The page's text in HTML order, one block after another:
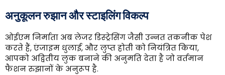
अनुकूलन रुझान और स्टाइलिंग विकल्प
ओईएम निर्माता अब लेजर डिस्ट्रेसिंग जैसी उन्नत तकनीक पेश
करते हैं, एंजाइम धुलाई, और लुप्त होती को नियंत्रित किया,
आपको अद्वितीय लुक बनाने की अनुमति देता है जो वर्तमान
फैशन रुझानों के अनुरूप है.